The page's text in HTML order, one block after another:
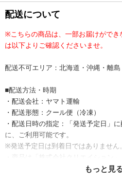
配送について
※こちらの商品は、一部お届けができ
は以下よりご確認くださいませ。
配送不可エリア：北海道・沖縄・離島
■配送方法・時期
・配送会社：ヤマト運輸
・配送形態：クール便（冷凍）
・配送日時の指定：「発送予定日」
に、ご利用可能です。
※発送予定日は到着日ではありません。
・商品は「株式会社クリエイション」
もっと見